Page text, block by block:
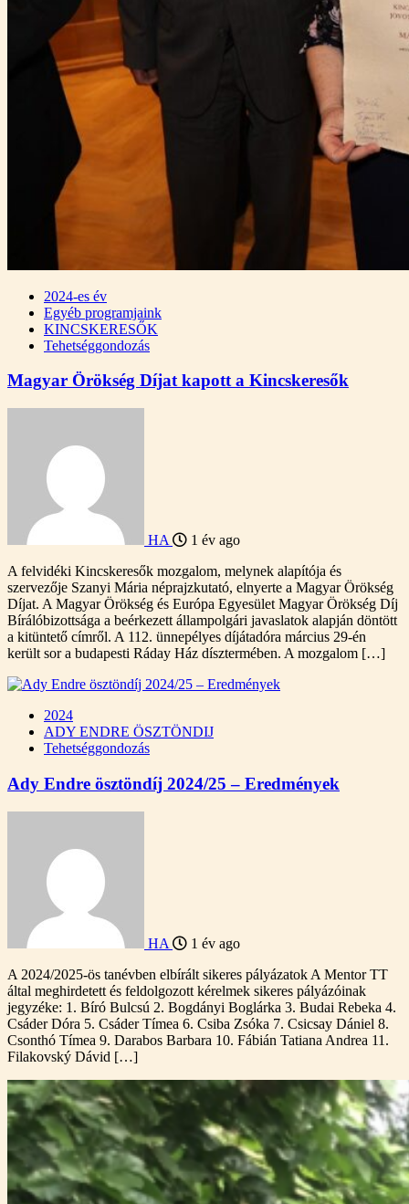
2024-es év
Egyéb programjaink
KINCSKERESŐK
Tehetséggondozás
Magyar Örökség Díjat kapott a Kincskeresők
HA
1 év ago
A felvidéki Kincskeresők mozgalom, melynek alapítója és
szervezője Szanyi Mária néprajzkutató, elnyerte a Magyar Örökség
Díjat. A Magyar Örökség és Európa Egyesület Magyar Örökség Díj
Bírálóbizottsága a beérkezett állampolgári javaslatok alapján döntött
a kitüntető címről. A 112. ünnepélyes díjátadóra március 29-én
került sor a budapesti Ráday Ház dísztermében. A mozgalom […]
2024
ADY ENDRE ÖSZTÖNDIJ
Tehetséggondozás
Ady Endre ösztöndíj 2024/25 – Eredmények
HA
1 év ago
A 2024/2025-ös tanévben elbírált sikeres pályázatok A Mentor TT
által meghirdetett és feldolgozott kérelmek sikeres pályázóinak
jegyzéke: 1. Bíró Bulcsú 2. Bogdányi Boglárka 3. Budai Rebeka 4.
Csáder Dóra 5. Csáder Tímea 6. Csiba Zsóka 7. Csicsay Dániel 8.
Csonthó Tímea 9. Darabos Barbara 10. Fábián Tatiana Andrea 11.
Filakovský Dávid […]